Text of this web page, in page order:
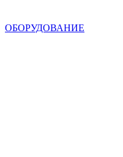
ОБОРУДОВАНИЕ